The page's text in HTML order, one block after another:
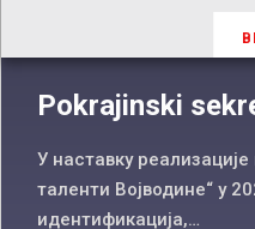
Pokrajinski
У наставку реализације
таленти Војводине“ у
идентификација,…